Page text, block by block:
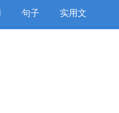
句子 实用文